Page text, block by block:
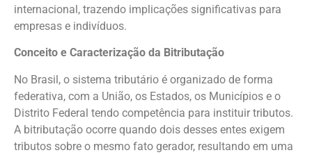
internacional, trazendo implicações significativas para
empresas e indivíduos.
Conceito e Caracterização da Bitributação
No Brasil, o sistema tributário é organizado de forma
federativa, com a União, os Estados, os Municípios e o
Distrito Federal tendo competência para instituir tributos.
A bitributação ocorre quando dois desses entes exigem
tributos sobre o mesmo fato gerador, resultando em uma